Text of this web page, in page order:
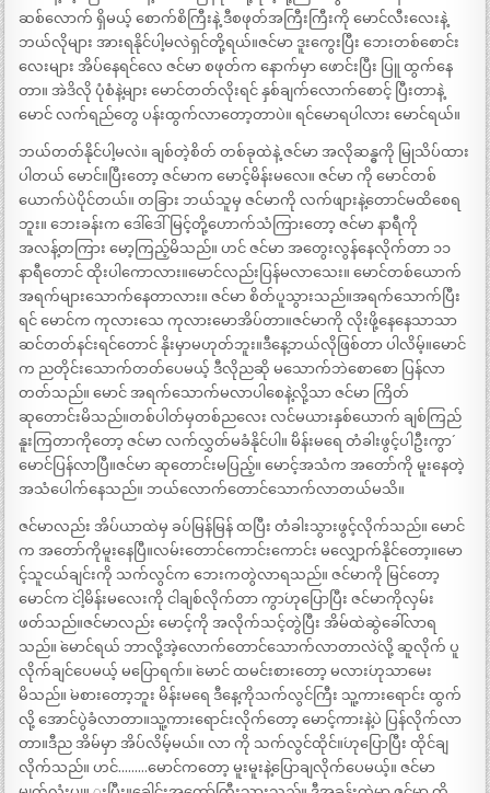
ဆစ်လောက် ရှိမယ့် စောက်စိကြီးနဲ့ ဒီစဖုတ်အကြီးကြီးကို မောင်လီးလေးနဲ့
ဘယ်လိုများ အားရနိုင်ပါ့မလဲရှင်တို့ရယ်။ဇင်မာ ဒူးကွေးပြီး ဘေးတစ်စောင်း
လေးများ အိပ်နေရင်လေ ဇင်မာ စဖုတ်က နောက်မှာ ဖောင်းပြီး ပြူ ထွက်နေ
တာ။ အဲဒိလို ပုံစံနဲ့များ မောင်တတ်လိုးရင် နှစ်ချက်လောက်စောင့် ပြီးတာနဲ့
မောင် လက်ရည်တွေ ပန်းထွက်လာတော့တာပဲ။ ရင်မောရပါလား မောင်ရယ်။
ဘယ်တတ်နိုင်ပါ့မလဲ။ ချစ်တဲ့စိတ် တစ်ခုထဲနဲ့ ဇင်မာ အလိုဆန္ဓကို မြုသိပ်ထား
ပါတယ် မောင်။ပြီးတော့ ဇင်မာက မောင့်မိန်းမလေ။ ဇင်မာ ကို မောင်တစ်
ယောက်ပဲပိုင်တယ်။ တခြား ဘယ်သူမှ ဇင်မာကို လက်ဖျားနဲ့တောင်မထိစေရ
ဘူး။ ဘေးခန်းက ဒေါ်ဒေါ်မြင့်တို့ဟောက်သံကြားတော့ ဇင်မာ နာရီကို
အလန့်တကြား မော့ကြည့်မိသည်။ ဟင် ဇင်မာ အတွေးလွန်နေလိုက်တာ ၁၁
နာရီတောင် ထိုးပါကောလား။မောင်လည်းပြန်မလာသေး။ မောင်တစ်ယောက်
အရက်များသောက်နေတာလား။ ဇင်မာ စိတ်ပူသွားသည်။အရက်သောက်ပြီး
ရင် မောင်က ကုလားသေ ကုလားမောအိပ်တာ။ဇင်မာကို လိုးဖို့နေနေသာသာ
ဆင်တတ်နင်းရင်တောင် နိုးမှာမဟုတ်ဘူး။ဒီနေ့ဘယ်လိုဖြစ်တာ ပါလိမ့်။မောင်
က ညတိုင်းသောက်တတ်ပေမယ့် ဒီလိုညဆို မသောက်ဘဲစောစော ပြန်လာ
တတ်သည်။ မောင် အရက်သောက်မလာပါစေနဲ့လို့သာ ဇင်မာ ကြိတ်
ဆုတောင်းမိသည်။တစ်ပါတ်မှတစ်ညလေး လင်မယားနှစ်ယောက် ချစ်ကြည်
နူးကြတာကိုတော့ ဇင်မာ လက်လွှတ်မခံနိုင်ပါ။ `မိန်းမရေ တံခါးဖွင့်ပါဦးကွာ´
မောင်ပြန်လာပြီ။ဇင်မာ ဆုတောင်းမပြည့်။ မောင့်အသံက အတော်ကို မူးနေတဲ့
အသံပေါက်နေသည်။ ဘယ်လောက်တောင်သောက်လာတယ်မသိ။
ဇင်မာလည်း အိပ်ယာထဲမှ ခပ်မြန်မြန် ထပြီး တံခါးသွားဖွင့်လိုက်သည်။ မောင်
က အတော်ကိုမူးနေပြီ။လမ်းတောင်ကောင်းကောင်း မလျှောက်နိုင်တော့။မော
င့်သူငယ်ချင်းကို သက်လွင်က ဘေးကတွဲလာရသည်။ ဇင်မာကို မြင်တော့
မောင်က `ငါ့မိန်းမလေးကို ငါချစ်လိုက်တာ ကွာ´ဟုပြောပြီး ဇင်မာကိုလှမ်း
ဖတ်သည်။ဇင်မာလည်း မောင့်ကို အလိုက်သင့်တွဲပြီး အိမ်ထဲဆွဲခေါ်လာရ
သည်။ `မောင်ရယ် ဘာလို့အဲ့လောက်တောင်သောက်လာတာလဲ´လို့ ဆူလိုက် ပူ
လိုက်ချင်ပေမယ့် မပြောရက်။ `မောင် ထမင်းစားတော့ မလား´ဟုသာမေး
မိသည်။ `မစားတော့ဘူး မိန်းမရေ ဒီနေ့ကိုသက်လွင်ကြီး သူ့ကားရောင်း ထွက်
လို့ အောင်ပွဲခံလာတာ။သူ့ကားရောင်းလိုက်တော့ မောင့်ကားနဲ့ပဲ ပြန်လိုက်လာ
တာ။ဒီည အိမ်မှာ အိပ်လိမ့်မယ်။ လာ ကို သက်လွင်ထိုင်။´ဟုပြောပြီး ထိုင်ချ
လိုက်သည်။ ဟင်………မောင်ကတော့ မူးမူးနဲ့ပြောချလိုက်ပေမယ့်။ ဇင်မာ